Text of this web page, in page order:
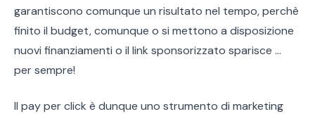
garantiscono comunque un risultato nel tempo, perchè
finito il budget, comunque o si mettono a disposizione
nuovi finanziamenti o il link sponsorizzato sparisce ...
per sempre!
Il pay per click è dunque uno strumento di marketing